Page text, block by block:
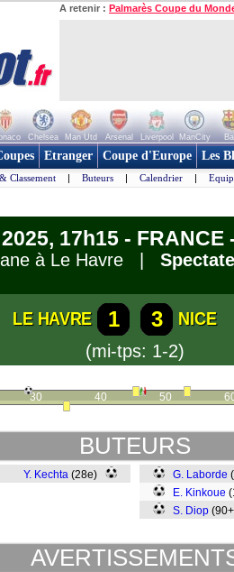
A retenir : Palmarès Coupe du
Chelsea Man Utd Arsenal Liverpool ManCity
Etranger Coupe d'Europe Les
Classement | Buteurs | Calendrier |
17h15 - FRANCE
à Le Havre |
LE HAVRE 1 3
NICE
(mi-tps: 1-2)
30 40 50
BUTEURS
Y. Kechta (28e) G. Laborde
E. Kinkoue
S. Diop